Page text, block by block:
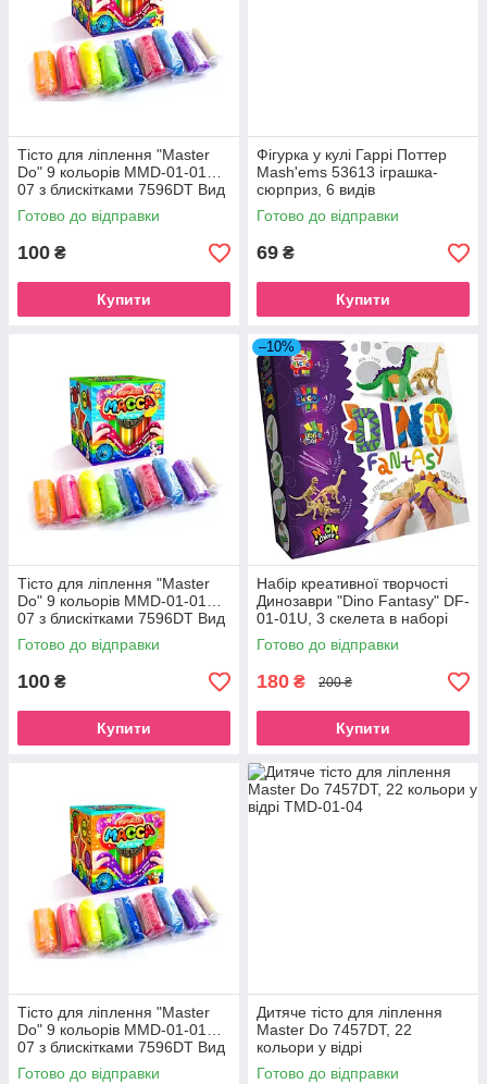
Тісто для ліплення "Master
Do" 9 кольорів MMD-01-01…
07 з блискітками 7596DT Вид
2
Готово до відправки
100 ₴
Купити
Фігурка у кулі Гаррі Поттер
Mash'ems 53613 іграшка-
сюрприз, 6 видів
Готово до відправки
69 ₴
Купити
Тісто для ліплення "Master
Do" 9 кольорів MMD-01-01…
07 з блискітками 7596DT Вид
3
Готово до відправки
100 ₴
Купити
–10%
Набір креативної творчості
Динозаври "Dino Fantasy" DF-
01-01U, 3 скелета в наборі
Диметродон
Готово до відправки
180 ₴ 200 ₴
Купити
Тісто для ліплення "Master
Do" 9 кольорів MMD-01-01…
07 з блискітками 7596DT Вид
4
Готово до відправки
Дитяче тісто для ліплення
Master Do 7457DT, 22
кольори у відрі
Готово до відправки